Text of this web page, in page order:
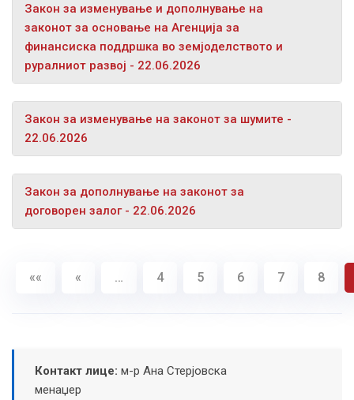
Закон за изменување и дополнување на
законот за основање на Агенција за
финансиска поддршка во земјоделството и
руралниот развој - 22.06.2026
Закон за изменување на законот за шумите -
22.06.2026
Закон за дополнување на законот за
договорен залог - 22.06.2026
«« « … 4 5 6 7 8
Контакт лице: м-р Ана Стерјовска
менаџер